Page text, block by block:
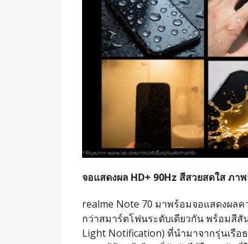
จอแสดงผล HD+ 90Hz สีสวยสดใส ภ
realme Note 70 มาพร้อมจอแสดงผล
กว่าสมาร์ตโฟนระดับเดียวกัน พร้อมสี
Light Notification) ที่นำมาจากรุ่นเรือ